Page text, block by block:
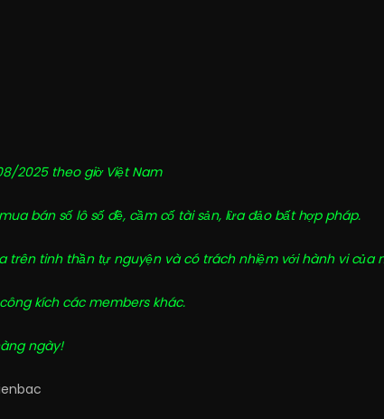
2025 theo giờ Việt Nam
bán số lô số đề, cầm cố tài sản, lừa đảo bất hợp pháp.
trên tinh thần tự nguyện và có trách nhiệm với hành vi của
kích các members khác.
ngày!